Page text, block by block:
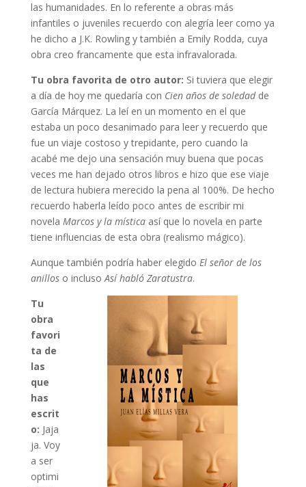
las humanidades. En lo referente a obras más
infantiles o juveniles recuerdo con alegría leer como ya
he dicho a J.K. Rowling y también a Emily Rodda, cuya
obra creo francamente que esta infravalorada.
Tu obra favorita de otro autor: Si tuviera que elegir
a día de hoy me quedaría con Cien años de soledad de
García Márquez. La leí en un momento en el que
estaba un poco desanimado para leer y recuerdo que
fue un viaje costoso y trepidante, pero cuando la
acabé me dejo una sensación muy buena que pocas
veces me han dejado otros libros e hizo que ese viaje
de lectura hubiera merecido la pena al 100%. De hecho
recuerdo haberla leído poco antes de escribir mi
novela Marcos y la místicaasí que lo novela en parte
tiene influencias de esta obra (realismo mágico).
Aunque también podría haber elegido El señor de los
anillos o inclusoAsí habló Zaratustra.
Tu
obra
favori
ta de
las
que
has
escrit
o: Jaja
ja. Voy
a ser
optimi